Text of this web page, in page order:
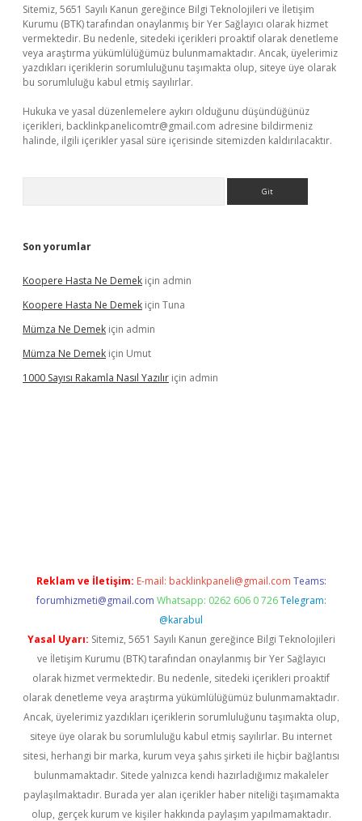
Sitemiz, 5651 Sayılı Kanun gereğince Bilgi Teknolojileri ve İletişim
Kurumu (BTK) tarafından onaylanmış bir Yer Sağlayıcı olarak hizmet
vermektedir. Bu nedenle, sitedeki içerikleri proaktif olarak denetleme
veya araştırma yükümlülüğümüz bulunmamaktadır. Ancak, üyelerimiz
yazdıkları içeriklerin sorumluluğunu taşımakta olup, siteye üye olarak
bu sorumluluğu kabul etmiş sayılırlar.
Hukuka ve yasal düzenlemelere aykırı olduğunu düşündüğünüz
içerikleri, backlinkpanelicomtr@gmail.com adresine bildirmeniz
halinde, ilgili içerikler yasal süre içerisinde sitemizden kaldırılacaktır.
Son yorumlar
Koopere Hasta Ne Demek için admin
Koopere Hasta Ne Demek için Tuna
Mümza Ne Demek için admin
Mümza Ne Demek için Umut
1000 Sayısı Rakamla Nasıl Yazılır için admin
Reklam ve İletişim: E-mail: backlinkpaneli@gmail.com Teams:
forumhizmeti@gmail.com Whatsapp: 0262 606 0 726 Telegram:
@karabul
Yasal Uyarı: Sitemiz, 5651 Sayılı Kanun gereğince Bilgi Teknolojileri
ve İletişim Kurumu (BTK) tarafından onaylanmış bir Yer Sağlayıcı
olarak hizmet vermektedir. Bu nedenle, sitedeki içerikleri proaktif
olarak denetleme veya araştırma yükümlülüğümüz bulunmamaktadır.
Ancak, üyelerimiz yazdıkları içeriklerin sorumluluğunu taşımakta olup,
siteye üye olarak bu sorumluluğu kabul etmiş sayılırlar. Bu internet
sitesi, herhangi bir marka, kurum veya şahıs şirketi ile hiçbir bağlantısı
bulunmamaktadır. Sitede yalnızca kendi hazırladığımız makaleler
paylaşılmaktadır. Burada yer alan içerikler haber niteliği taşımamakta
olup, gerçek kurum ve kişiler hakkında paylaşım yapılmamaktadır.